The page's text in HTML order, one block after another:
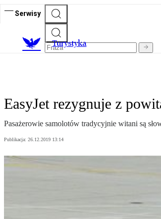
Serwisy
Turystyka
EasyJet rezygnuje z
Pasażerowie samolotów tradycyjnie witani są
Publikacja: 26.12.2019 13:14